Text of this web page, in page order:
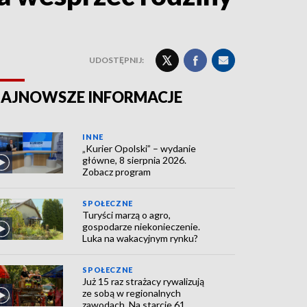
UDOSTĘPNIJ:
INFORMACJE
INNE
„Kurier Opolski” – wydanie
główne, 8 sierpnia 2026.
Zobacz program
SPOŁECZNE
Turyści marzą o agro,
gospodarze niekonieczenie.
Luka na wakacyjnym rynku?
SPOŁECZNE
Już 15 raz strażacy rywalizują
ze sobą w regionalnych
zawodach. Na starcie 61